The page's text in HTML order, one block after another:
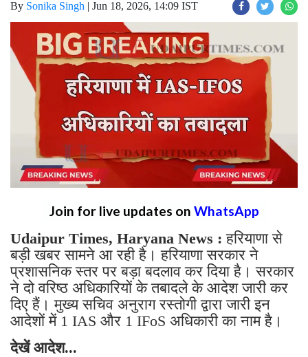
By Sonika Singh | Jun 18, 2026, 14:09 IST
Join for live updates on WhatsApp
Udaipur Times, Haryana News :हरियाणा से
बड़ी खबर सामने आ रही है। हरियाणा सरकार ने
प्रशासनिक स्तर पर बड़ा बदलाव कर दिया है। सरकार
ने दो वरिष्ठ अधिकारियों के तबादले के आदेश जारी कर
दिए हैं। मुख्य सचिव अनुराग रस्तोगी द्वारा जारी इन
आदेशों में 1 IAS और 1 IFoS अधिकारी का नाम है।
देखें आदेश...